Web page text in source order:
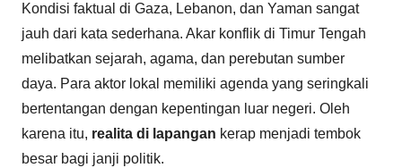
Kondisi faktual di Gaza, Lebanon, dan Yaman sangat
jauh dari kata sederhana. Akar konflik di Timur Tengah
melibatkan sejarah, agama, dan perebutan sumber
daya. Para aktor lokal memiliki agenda yang seringkali
bertentangan dengan kepentingan luar negeri. Oleh
karena itu, realita di lapangan kerap menjadi tembok
besar bagi janji politik.